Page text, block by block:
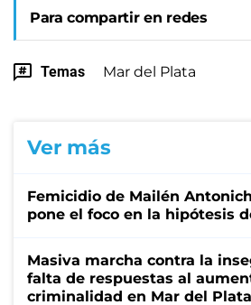
Para compartir en redes
Temas Mar del Plata
Ver más
Femicidio de Mailén
pone el foco en la hipótesis
Masiva marcha contra la
falta de respuestas al
criminalidad en Mar del Plata